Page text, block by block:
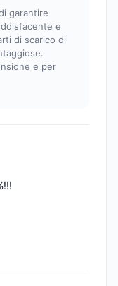
garantire
e
di scarico di
e per